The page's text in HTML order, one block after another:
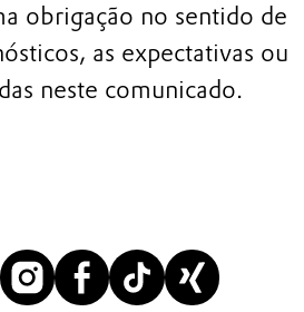
obrigação no sentido de
as expectativas ou
neste comunicado.